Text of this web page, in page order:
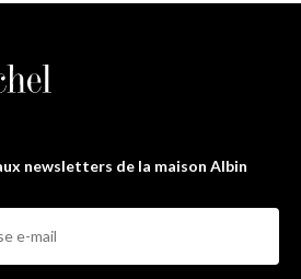
newsletters de la maison Albin